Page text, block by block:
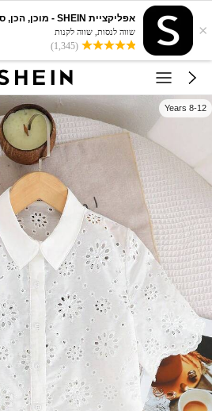
×
אפליקציית SHEIN - מוכן, הכן, סטייל!
שווה לנסות, שווה לקנות
(1,345)
8-12 Years